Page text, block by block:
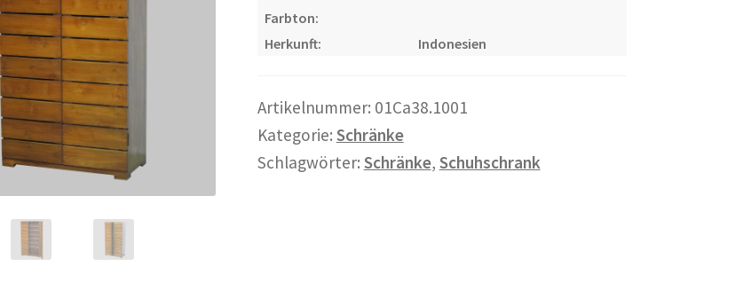
Farbton:
Herkunft:
Indonesien
Artikelnummer: 01Ca38.1001
Kategorie: Schränke
Schlagwörter: Schränke, Schuhschrank